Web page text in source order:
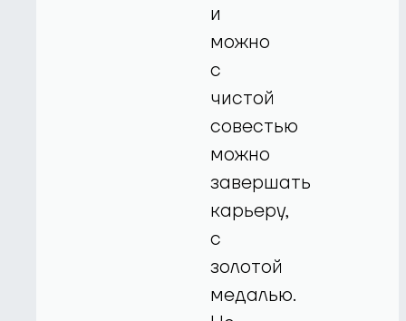
и
можно
с
чистой
совестью
можно
завершать
карьеру,
с
золотой
медалью.